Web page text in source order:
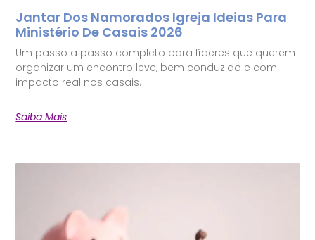
Jantar Dos Namorados Igreja Ideias Para
Ministério De Casais 2026
Um passo a passo completo para líderes que querem
organizar um encontro leve, bem conduzido e com
impacto real nos casais.
Saiba Mais